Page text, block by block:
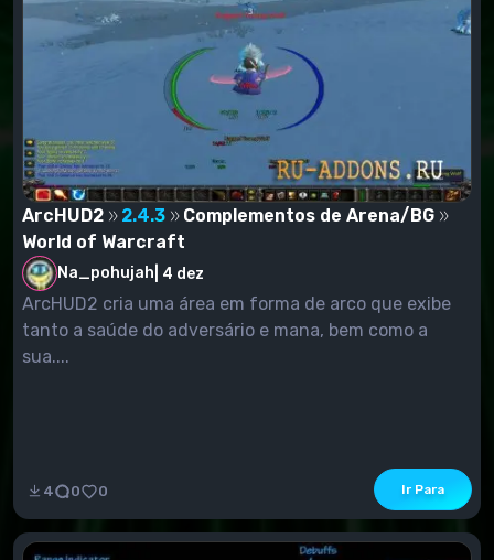
ArcHUD2 2.4.3
Complementos de Arena/BG
World of Warcraft
Na_pohujah 4 dez
ArcHUD2 cria uma área em forma de arco que exibe
tanto a saúde do adversário e mana, bem como a
sua....
4 0 0 Ir Para